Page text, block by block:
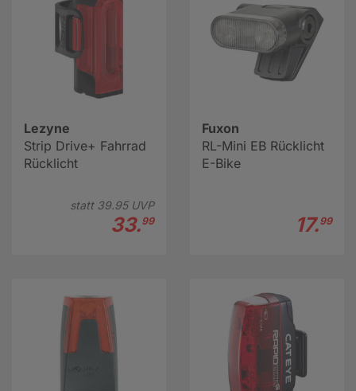
Lezyne
Strip Drive+ Fahrrad
Rücklicht
statt 39.95UVP
33.99
Fuxon
RL-Mini EB Rücklicht
E-Bike
17.99